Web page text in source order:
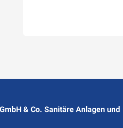
& Co. Sanitäre Anlagen und